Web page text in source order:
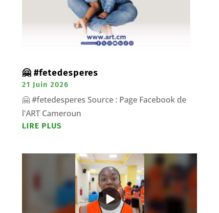
🤗 #fetedesperes
21 Juin 2026
🤗 #fetedesperes Source : Page Facebook de
l'ART Cameroun
LIRE PLUS